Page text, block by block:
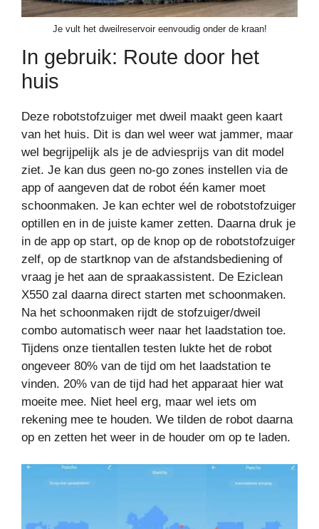
Je vult het dweilreservoir eenvoudig onder de kraan!
In gebruik: Route door het
huis
Deze robotstofzuiger met dweil maakt geen kaart
van het huis. Dit is dan wel weer wat jammer, maar
wel begrijpelijk als je de adviesprijs van dit model
ziet. Je kan dus geen no-go zones instellen via de
app of aangeven dat de robot één kamer moet
schoonmaken. Je kan echter wel de robotstofzuiger
optillen en in de juiste kamer zetten. Daarna druk je
in de app op start, op de knop op de robotstofzuiger
zelf, op de startknop van de afstandsbediening of
vraag je het aan de spraakassistent. De Eziclean
X550 zal daarna direct starten met schoonmaken.
Na het schoonmaken rijdt de stofzuiger/dweil
combo automatisch weer naar het laadstation toe.
Tijdens onze tientallen testen lukte het de robot
ongeveer 80% van de tijd om het laadstation te
vinden. 20% van de tijd had het apparaat hier wat
moeite mee. Niet heel erg, maar wel iets om
rekening mee te houden. We tilden de robot daarna
op en zetten het weer in de houder om op te laden.